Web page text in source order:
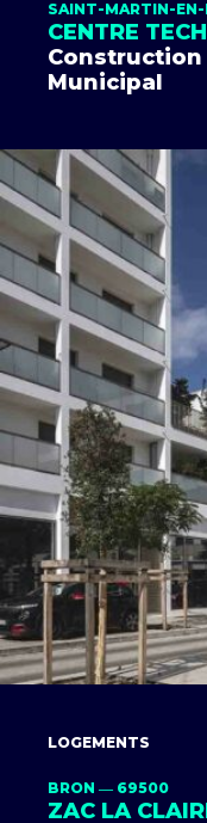
SAINT-MARTIN-
CENTRE
Construction
Municipal
LOGEMENTS
BRON ― 69500
ZAC LA